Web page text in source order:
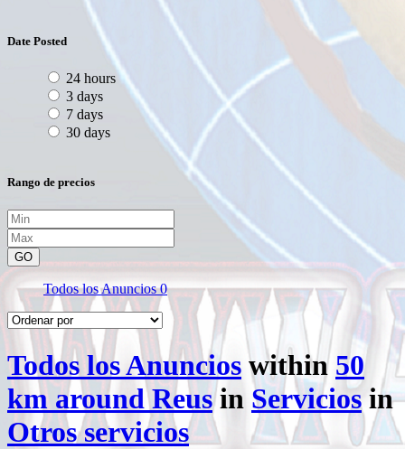
Date Posted
24 hours
3 days
7 days
30 days
Rango de precios
GO
Todos los Anuncios0
Todos los Anuncios within50
km around Reusin Serviciosin
Otros servicios